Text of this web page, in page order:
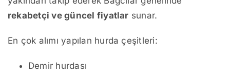
rekabetçi ve güncel fiyatlar sunar.
En çok alımı yapılan hurda çeşitleri:
Demir hurdası